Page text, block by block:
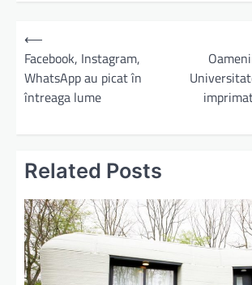
⟵
Facebook, Instagram,
WhatsApp au picat în
întreaga lume
Related Posts